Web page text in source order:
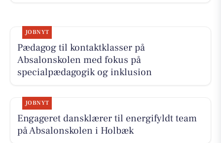
JOBNYT
Pædagog til kontaktklasser på
Absalonskolen med fokus på
specialpædagogik og inklusion
JOBNYT
Engageret dansklærer til energifyldt team
på Absalonskolen i Holbæk